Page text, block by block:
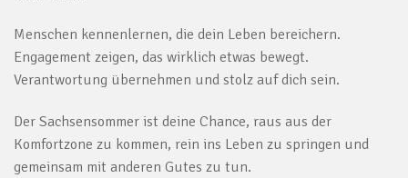
Menschen kennenlernen, die dein Leben bereichern.
Engagement zeigen, das wirklich etwas bewegt.
Verantwortung übernehmen und stolz auf dich sein.
Der Sachsensommer ist deine Chance, raus aus der
Komfortzone zu kommen, rein ins Leben zu springen und
gemeinsam mit anderen Gutes zu tun.